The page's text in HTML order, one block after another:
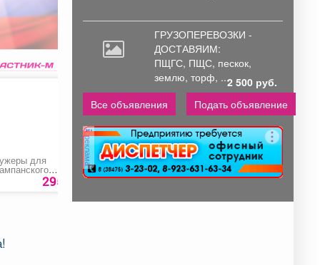
для
295 руб.
Поролон мебельный
листовой
1200 руб.
Стрижка мужская
канадка (длинная)
450
ГРУЗОПЕРЕВОЗКИ -
ДОСТАВЯИМ:
ПЩГС, ПЩС, пескок,
землю, торф, ...2 500 руб.
Все объявления
Подать объявление
реклама